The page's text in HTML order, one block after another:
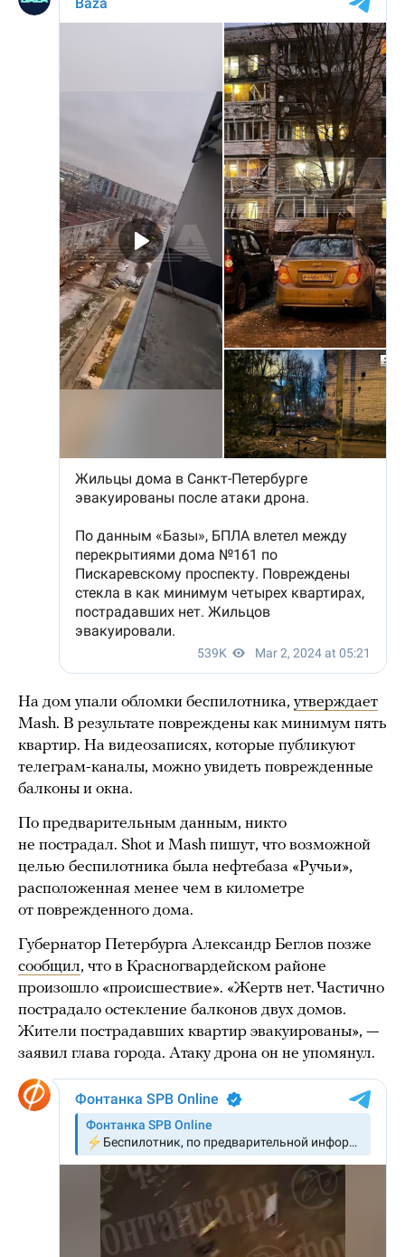
На дом упали обломки беспилотника, утверждает
Mash. В результате повреждены как минимум пять
квартир. На видеозаписях, которые публикуют
телеграм-каналы, можно увидеть поврежденные
балконы и окна.
По предварительным данным, никто
не пострадал. Shot и Mash пишут, что возможной
целью беспилотника была нефтебаза «Ручьи»,
расположенная менее чем в километре
от поврежденного дома.
Губернатор Петербурга Александр Беглов позже
сообщил, что в Красногвардейском районе
произошло «происшествие». «Жертв нет. Частично
пострадало остекление балконов двух домов.
Жители пострадавших квартир эвакуированы», —
заявил глава города. Атаку дрона он не упомянул.